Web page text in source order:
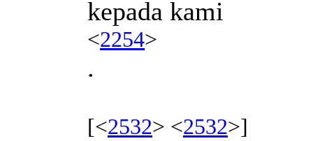
kepada kami
<2254>
.
[<2532> <2532>]